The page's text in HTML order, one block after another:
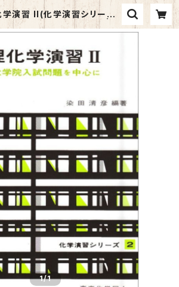
学演習 II(化学演習シリーズ
院入試問題を中心に (2) | マ
ス関大前店(店頭受取オーダ
1/1